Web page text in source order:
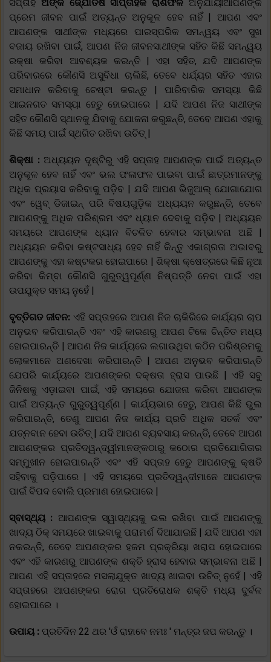
ସପ୍ତାହ ଅଙ୍କ ଜ୍ଯୋତିଷ ସାପ୍ତାହିକ ରାଶିଫଳ ଅନୁଯାୟୀଆପଣଙ୍କ
ପ୍ରେମ ଜୀବନ ପାଇଁ ଅତ୍ୟନ୍ତ ଅନୁକୂଳ ହେବ ନାହିଁ | ଆପଣ ଏବଂ
ଆପଣଙ୍କ ସାଥୀଙ୍କ ମଧ୍ୟରେ ପାରସ୍ପରିକ ସମନ୍ୱୟ ଏବଂ ସୁଖ
ବଜାୟ ରଖିବା ପାଇଁ, ଆପଣ ନିଜ ଜୀବନସାଥୀଙ୍କ ସହିତ କିଛି ସମନ୍ୱୟ
ରକ୍ଷା କରିବା ଆବଶ୍ୟକ କରନ୍ତି | ଏହା ସହିତ, ଯଦି ଆପଣଙ୍କ
ପରିବାରରେ କୌଣସି ଅସୁବିଧା ଚାଲିଛି, ତେବେ ଧର୍ଯ୍ୟର ସହିତ ଏହାର
ସମାଧାନ କରିବାକୁ ଚେଷ୍ଟା କରନ୍ତୁ | ପାରିବାରିକ ସମସ୍ୟା କିଛି
ଆଇନଗତ ସମସ୍ୟା ହେତୁ ହୋଇପାରେ | ଯଦି ଆପଣ ନିଜ ସାଥୀଙ୍କ
ସହିତ କୌଣସି ସ୍ଥାନକୁ ଯିବାକୁ ଯୋଜନା କରୁଛନ୍ତି, ତେବେ ଆପଣ ଏହାକୁ
କିଛି ସମୟ ପାଇଁ ସ୍ଥଗିତ ରଖିବା ଉଚିତ୍ |
ଶିକ୍ଷା : ଅଧ୍ୟୟନ ଦୃଷ୍ଟିରୁ ଏହି ସପ୍ତାହ ଆପଣଙ୍କ ପାଇଁ ଅତ୍ୟନ୍ତ
ଅନୁକୂଳ ହେବ ନାହିଁ ଏବଂ ଭଲ ଫଳାଫଳ ପାଇବା ପାଇଁ ଛାତ୍ରମାନଙ୍କୁ
ଅଧିକ ପ୍ରୟାସ କରିବାକୁ ପଡ଼ିବ | ଯଦି ଆପଣ ଭିଜୁଆଲ୍ ଯୋଗାଯୋଗ
ଏବଂ ୱେବ୍ ଡିଜାଇନ୍ ପରି ବିଷୟଗୁଡ଼ିକ ଅଧ୍ୟୟନ କରୁଛନ୍ତି, ତେବେ
ଆପଣଙ୍କୁ ଅଧିକ ପରିଶ୍ରମ ଏବଂ ଧ୍ୟାନ ଦେବାକୁ ପଡ଼ିବ | ଅଧ୍ୟୟନ
ସମୟରେ ଆପଣଙ୍କ ଧ୍ୟାନ ବିଚଳିତ ହେବାର ସମ୍ଭାବନା ଅଛି |
ଅଧ୍ୟୟନ କରିବା କଷ୍ଟସାଧ୍ୟ ହେବ ନାହିଁ କିନ୍ତୁ ଏକାଗ୍ରତା ଅଭାବରୁ
ଆପଣଙ୍କୁ ଏହା କଷ୍ଟକର ହୋଇପାରେ | ଶିକ୍ଷା କ୍ଷେତ୍ରରେ କିଛି ନୂଆ
କରିବା କିମ୍ବା କୌଣସି ଗୁରୁତ୍ୱପୂର୍ଣ୍ଣ ନିଷ୍ପତ୍ତି ନେବା ପାଇଁ ଏହା
ଉପଯୁକ୍ତ ସମୟ ନୁହେଁ |
ବୃତ୍ତିଗତ ଜୀବନ: ଏହି ସପ୍ତାହରେ ଆପଣ ନିଜ ଚାକିରିରେ କାର୍ଯ୍ୟର ଚାପ
ଅନୁଭବ କରିପାରନ୍ତି ଏବଂ ଏହି କାରଣରୁ ଆପଣ ଟିକେ ଚିନ୍ତିତ ମଧ୍ୟ
ହୋଇପାରନ୍ତି | ଆପଣ ନିଜ କାର୍ଯ୍ୟରେ ଲଗାଉଥିବା କଠିନ ପରିଶ୍ରମକୁ
ଲୋକମାନେ ଅଣଦେଖା କରିପାରନ୍ତି | ଆପଣ ଅନୁଭବ କରିପାରନ୍ତି
ଯେପରି କାର୍ଯ୍ୟରେ ଆପଣଙ୍କର ଦକ୍ଷତା ହ୍ରାସ ପାଉଛି | ଏହି ସବୁ
ଜିନିଷକୁ ଏଡ଼ାଇବା ପାଇଁ, ଏହି ସମୟରେ ଯୋଜନା କରିବା ଆପଣଙ୍କ
ପାଇଁ ଅତ୍ୟନ୍ତ ଗୁରୁତ୍ୱପୂର୍ଣ୍ଣ | କାର୍ଯ୍ୟଭାର ହେତୁ, ଆପଣ କିଛି ଭୁଲ
କରିପାରନ୍ତି, ତେଣୁ ଆପଣ ନିଜ କାର୍ଯ୍ୟ ପ୍ରତି ଅଧିକ ସତର୍କ ଏବଂ
ଯତ୍ନବାନ ହେବା ଉଚିତ୍ | ଯଦି ଆପଣ ବ୍ୟବସାୟ କରନ୍ତି, ତେବେ ଆପଣ
ଆପଣଙ୍କର ପ୍ରତିଦ୍ୱନ୍ଦ୍ୱୀମାନଙ୍କଠାରୁ କଠୋର ପ୍ରତିଯୋଗିତାର
ସମ୍ମୁଖୀନ ହୋଇପାରନ୍ତି ଏବଂ ଏହି ସପ୍ତାହ ହେତୁ ଆପଣଙ୍କୁ କ୍ଷତି
ସହିବାକୁ ପଡ଼ିପାରେ | ଏହି ସମୟରେ ପ୍ରତିଦ୍ୱନ୍ଦୀମାନେ ଆପଣଙ୍କ
ପାଇଁ ବିପଦ ବୋଲି ପ୍ରମାଣ ହୋଇପାରେ |
ସ୍ବାସ୍ଥ୍ୟ : ଆପଣଙ୍କ ସ୍ୱାସ୍ଥ୍ୟକୁ ଭଲ ରଖିବା ପାଇଁ ଆପଣଙ୍କୁ
ଖାଦ୍ୟ ଠିକ୍ ସମୟରେ ଖାଇବାକୁ ପରାମର୍ଶ ଦିଆଯାଇଛି | ଯଦି ଆପଣ ଏହା
ନକରନ୍ତି, ତେବେ ଆପଣଙ୍କର ହଜମ ପ୍ରକ୍ରିୟା ଖରାପ ହୋଇପାରେ
ଏବଂ ଏହି କାରଣରୁ ଆପଣଙ୍କ ଶକ୍ତି ହ୍ରାସ ହେବାର ସମ୍ଭାବନା ଅଛି |
ଆପଣ ଏହି ସପ୍ତାହରେ ମସଲାଯୁକ୍ତ ଖାଦ୍ୟ ଖାଇବା ଉଚିତ୍ ନୁହେଁ | ଏହି
ସପ୍ତାହରେ ଆପଣଙ୍କର ରୋଗ ପ୍ରତିରୋଧକ ଶକ୍ତି ମଧ୍ୟ ଦୁର୍ବଳ
ହୋଇପାରେ ।
ଉପାୟ : ପ୍ରତିଦିନ 22 ଥର 'ଓଁ ରାହାବେ ନମଃ ' ମନ୍ତ୍ର ଜପ କରନ୍ତୁ ।